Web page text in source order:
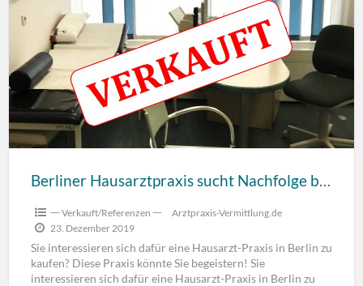
Berliner Hausarztpraxis sucht Nachfolge bis Mitte 2020, chirurgienah eingerichtet
一 Verkauft/Referenzen 一
Arztpraxis-Vermittlung.de
23. Dezember 2019
Sie interessieren sich dafür eine Hausarzt-Praxis in Berlin zu
kaufen? Diese Praxis könnte Sie begeistern! Sie
interessieren sich dafür eine Hausarzt-Praxis in Berlin zu